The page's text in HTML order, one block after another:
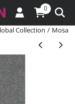
0
Collection / Mosa